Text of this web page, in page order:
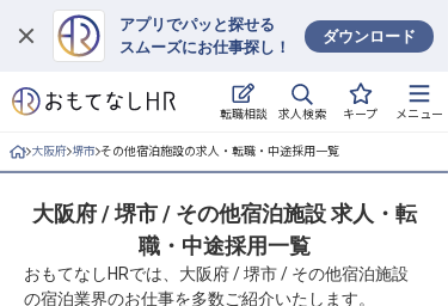
アプリでパッと探せる
スムーズにお仕事探し！
ダウンロード
転職相談 求人検索 キープ メニュー
ログイン
求人・施設を探す
就職・転職 合同説明会
大阪府 堺市 その他宿泊施設の求人・転職・中途採用一覧
大阪府 / 堺市 / その他宿泊施設 求人・転
職・中途採用一覧
おもてなしHRでは、大阪府 / 堺市 / その他宿泊施設
の宿泊業界のお仕事を多数ご紹介いたします。